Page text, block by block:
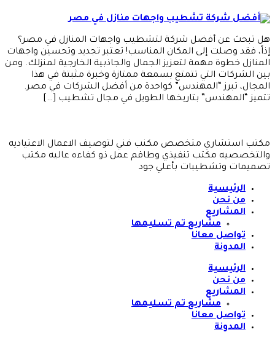
هل تبحث عن أفضل شركة لتشطيب واجهات المنازل في مصر؟
إذاً، فقد وصلت إلى المكان المناسب! تعتبر تجديد وتحسين واجهات
المنازل خطوة مهمة لتعزيز الجمال والجاذبية الخارجية لمنزلك. ومن
بين الشركات التي تتمتع بسمعة ممتازة وخبرة مثبتة في هذا
المجال، تبرز “المهندس” كواحدة من أفضل الشركات في مصر.
تتميز “المهندس” بتاريخها الطويل في مجال تشطيب […]
مكتب استشاري متخصص مكنب فني لتوصيف الاعمال الاعتياديه
والتخصصيه مكتب تنفيذي وطاقم عمل ذو كفاءه عاليه مكتب
تصميمات وتشطيبات بأعلي جود
الرئيسية
من نحن
المشاريع
مشاريع تم تسليمها
تواصل معانا
المدونة
الرئيسية
من نحن
المشاريع
مشاريع تم تسليمها
تواصل معانا
المدونة